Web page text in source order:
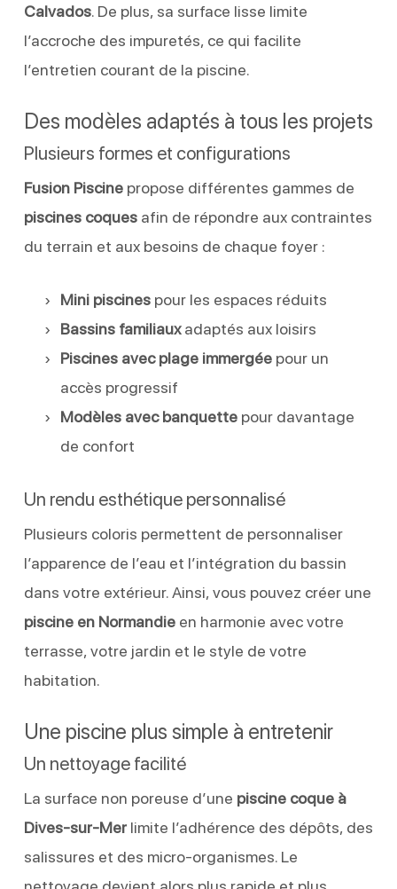
Calvados. De plus, sa surface lisse limite
l’accroche des impuretés, ce qui facilite
l’entretien courant de la piscine.
Des modèles adaptés à tous les projets
Plusieurs formes et configurations
Fusion Piscinepropose différentes gammes de
piscines coquesafin de répondre aux contraintes
du terrain et aux besoins de chaque foyer :
Mini piscinespour les espaces réduits
Bassins familiauxadaptés aux loisirs
Piscines avec plage immergéepour un
accès progressif
Modèles avec banquettepour davantage
de confort
Un rendu esthétique personnalisé
Plusieurs coloris permettent de personnaliser
l’apparence de l’eau et l’intégration du bassin
dans votre extérieur. Ainsi, vous pouvez créer une
piscine en Normandieen harmonie avec votre
terrasse, votre jardin et le style de votre
habitation.
Une piscine plus simple à entretenir
Un nettoyage facilité
La surface non poreuse d’une piscine coque à
Dives-sur-Merlimite l’adhérence des dépôts, des
salissures et des micro-organismes. Le